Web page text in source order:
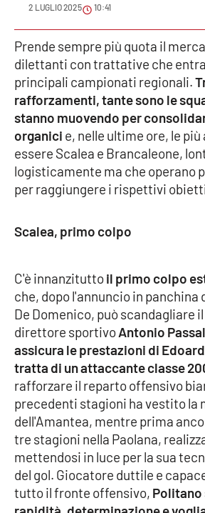
Meteo
Editoriali
VIDEO
Ambiente
Cronaca
Economia e Lavoro
Politica
Sanità
Società
Sport
RUBRICHE
Good Morning Vietnam
Parchi Marini Calabria
2 LUGLIO 2025 10:41
Prende sempre più quota il
dilettanti con trattative che
principali campionati regionali.
rafforzamenti, tante sono le
stanno muovendo per
organici e, nelle ultime ore, le
essere Scalea e Brancaleone,
logisticamente ma che operano
per raggiungere i rispettivi
Scalea, primo colpo
C'è innanzituttoil primo colpo
che, dopo l'annuncio in
De Domenico, può scandagliare
direttore sportivoAntonio
assicura le prestazioni di
tratta di un attaccante classe
rafforzare il reparto offensivo
precedenti stagioni ha vestito la
dell'Amantea, mentre prima
tre stagioni nella Paolana,
mettendosi in luce per la sua
del gol. Giocatore duttile e
tutto il fronte offensivo, Politano